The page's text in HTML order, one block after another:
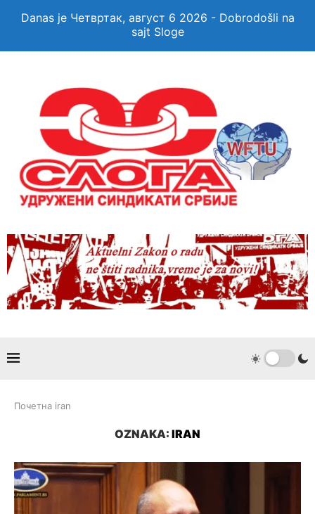
Danas je Четвртак, август 6 2026 - Dobrodošli na
sajt Sloge
Почетна iran
OZNAKA: IRAN